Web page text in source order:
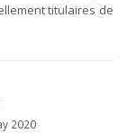
titulaires de
2020